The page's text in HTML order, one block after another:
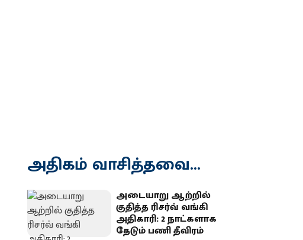
அதிகம் வாசித்தவை...
அடையாறு ஆற்றில்
குதித்த ரிசர்வ் வங்கி
அதிகாரி: 2 நாட்களாக
தேடும் பணி தீவிரம்